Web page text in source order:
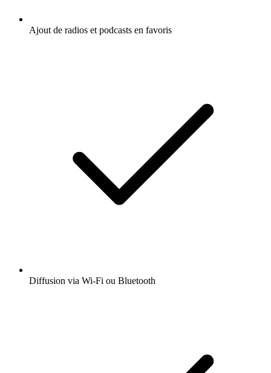
Ajout de radios et podcasts en favoris
Diffusion via Wi-Fi ou Bluetooth